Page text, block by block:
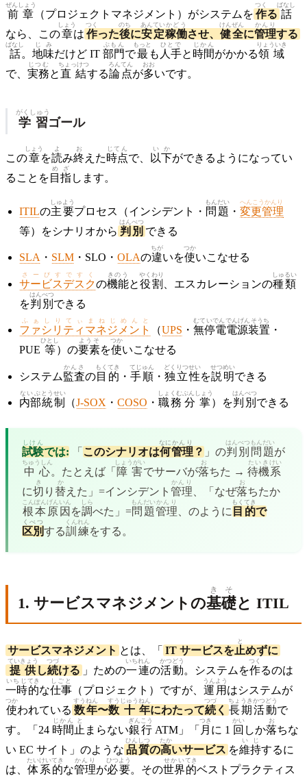
前章
ぜんしょう
（プロジェクトマネジメント）がシステムを 作
つく
る 話
ばなし
なら、この章
しょう
は 作
つく
った後
のち
に安定
あんてい
稼働
かどう
させ、 健全
けんぜん
に管理
かんり
する
話
ばなし
。 地味
じみ
だけど IT 部門
ぶもん
で最
もっと
も 人手
ひとで
と 時間
じかん
がかかる領域
りょういき
で、 実務
じつむ
と直結
ちょっけつ
する論点
ろんてん
が多
おお
いです。
学習
がくしゅう
ゴール
この章
しょう
を読
よ
み終
お
えた時点
じてん
で、 以下
いか
ができるようになってい
ることを 目指
めざ
します。
ITILの主要
しゅよう
プロセス（インシデント・ 問題
もんだい
・ 変更管理
へんこうかんり
等）をシナリオから 判別
はんべつ
できる
SLA ・ SLM ・SLO・ OLAの違
ちが
いを使
つか
いこなせる
サービスデスク
さーびすですく
の機能
きのう
と役割
やくわり
、エスカレーションの種類
しゅるい
を判別
はんべつ
できる
ファシリティマネジメント
ふぁしりてぃまねじめんと
（UPS ・ 無停電電源装置
むていでんでんげんそうち
・
PUE 等
ひとし
）の要素
ようそ
を使
つか
いこなせる
システム監査
かんさ
の目的
もくてき
・ 手順
てじゅん
・ 独立
どくりつ
性
せい
を説明
せつめい
できる
内部
ないぶ
統制
とうせい
（J-SOX ・ COSO ・ 職務
しょくむ
分掌
ぶんしょう
）を判別
はんべつ
できる
試験
しけん
では: 「 このシナリオは何
なに
管理
かんり
？ 」の判別
はんべつ
問題
もんだい
が
中心
ちゅうしん
。たとえば「 障害
しょうがい
でサーバが落
お
ちた → 待機
たいき
系
けい
に切
き
り 替
か
えた」=インシデント 管理
かんり
、「なぜ落
お
ちたか
根本
こんぽん
原因
げんいん
を調
しら
べた」=問題
もんだい
管理
かんり
、のように 目的
もくてき
で
区別
くべつ
する訓練
くんれん
をする。
1. サービスマネジメントの基礎
きそ
と ITIL
サービスマネジメント とは、「 IT サービスを止
と
めずに
提供
ていきょう
し続
つづ
ける 」ための一連
いちれん
の活動
かつどう
。システムを作
つく
るのは
一時
いちじ
的
てき
な仕事
しごと
（プロジェクト）ですが、 運用
うんよう
はシステムが
使
つか
われている 数
すう
年
ねん
〜数
すう
十
じゅう
年
ねん
にわたって続
つづ
く 長期
ちょうき
活動
かつどう
で
す。「24 時間
じかん
止
と
まらない銀行
ぎんこう
ATM」「 月
つき
に 1 回
かい
しか落
お
ちな
い EC サイト」のような 品質
ひんしつ
の高
たか
いサービス を維持
いじ
するに
は、 体系
たいけい
的
てき
な管理
かんり
が必要
ひつよう
。その世界
せかい
的
てき
ベストプラクティス